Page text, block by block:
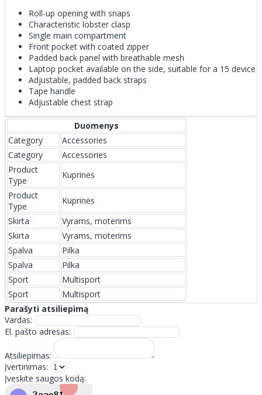
Roll-up opening with snaps
Characteristic lobster clasp
Single main compartment
Front pocket with coated zipper
Padded back panel with breathable mesh
Laptop pocket available on the side, suitable for a 15 device
Adjustable, padded back straps
Tape handle
Adjustable chest strap
Duomenys
Category
Accessories
Category
Accessories
Product
Type
Kuprinės
Product
Type
Kuprinės
Skirta
Vyrams, moterims
Skirta
Vyrams, moterims
Spalva
Pilka
Spalva
Pilka
Sport
Multisport
Sport
Multisport
Parašyti atsiliepimą
Vardas:
El. pašto adresas:
Atsiliepimas:
Įvertinimas:
Įveskite saugos kodą: